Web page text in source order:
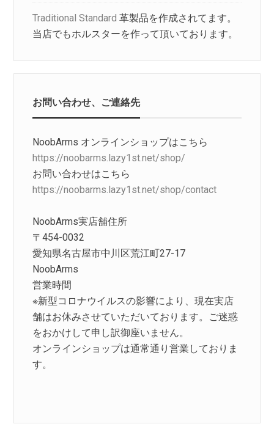
Traditional Standard 革製品を作成されてます。
当店でもホルスターを作って頂いております。
お問い合わせ、ご連絡先
NoobArms オンラインショップはこちら
https://noobarms.lazy1st.net/shop/
お問い合わせはこちら
https://noobarms.lazy1st.net/shop/contact
NoobArms実店舗住所
〒454-0032
愛知県名古屋市中川区荒江町27-17
NoobArms
営業時間
※新型コロナウイルスの影響により、現在実店
舗はお休みさせていただいております。ご迷惑
をおかけして申し訳御座いません。
オンラインショップは通常通り営業しておりま
す。